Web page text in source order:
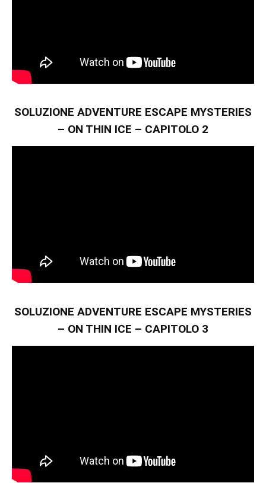
SOLUZIONE ADVENTURE ESCAPE MYSTERIES
– ON THIN ICE – CAPITOLO 2
SOLUZIONE ADVENTURE ESCAPE MYSTERIES
– ON THIN ICE – CAPITOLO 3